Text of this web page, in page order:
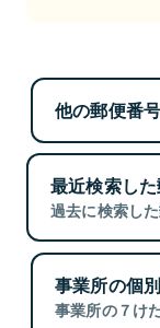
他の郵便番
最近検索し
過去に検索し
事業所の個
事業所の７け